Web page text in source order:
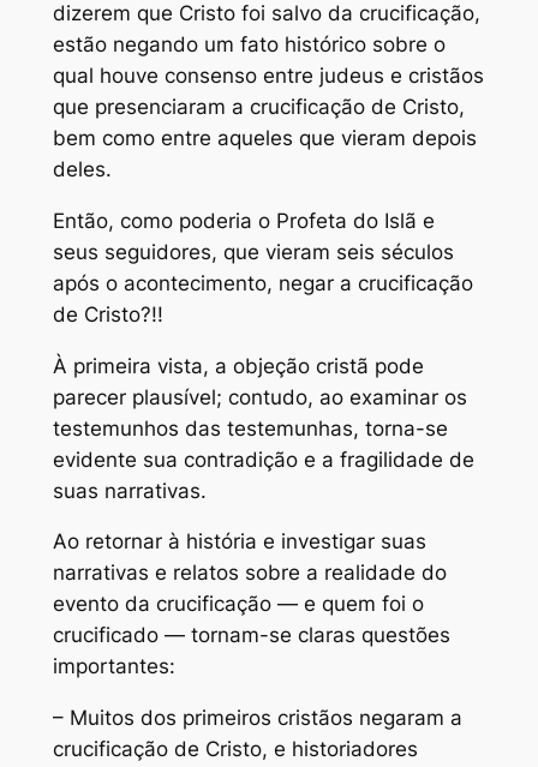
dizerem que Cristo foi salvo da crucificação,
estão negando um fato histórico sobre o
qual houve consenso entre judeus e cristãos
que presenciaram a crucificação de Cristo,
bem como entre aqueles que vieram depois
deles.
Então, como poderia o Profeta do Islã e
seus seguidores, que vieram seis séculos
após o acontecimento, negar a crucificação
de Cristo?!!
À primeira vista, a objeção cristã pode
parecer plausível; contudo, ao examinar os
testemunhos das testemunhas, torna-se
evidente sua contradição e a fragilidade de
suas narrativas.
Ao retornar à história e investigar suas
narrativas e relatos sobre a realidade do
evento da crucificação — e quem foi o
crucificado — tornam-se claras questões
importantes:
– Muitos dos primeiros cristãos negaram a
crucificação de Cristo, e historiadores